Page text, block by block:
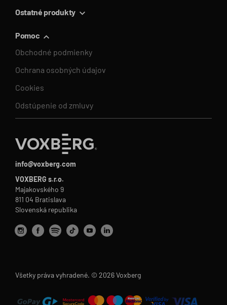
info@voxberg.com
VOXBERG s.r.o.
Majakovského 9
811 04 Bratislava
Slovenská republika
Ostatné produkty
Pomoc
Obchodné podmienky
Ochrana osobných údajov
Cookies
Odstúpenie od zmluvy
Všetky práva vyhradené. © 2026 Voxberg